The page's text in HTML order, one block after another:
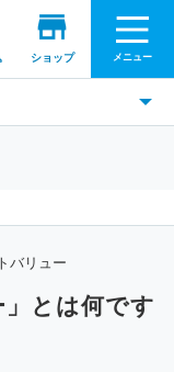
ショップ メニュー
バリュー
」とは何です